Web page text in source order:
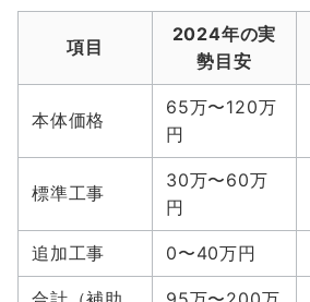
項目
2024年の実
勢目安
本体価格
65万〜120万
円
標準工事
30万〜60万
円
追加工事 0〜40万円